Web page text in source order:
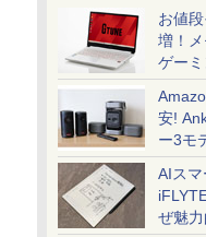
お値
増！
ゲーミ
安!
ー3モ
AIス
ぜ魅